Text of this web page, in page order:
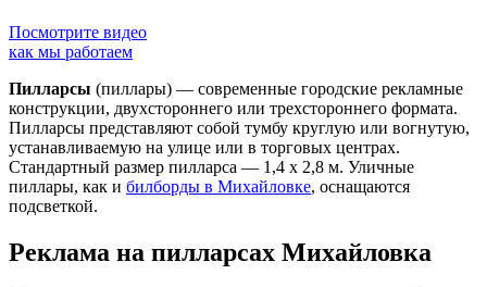
Посмотрите видео
как мы работаем
Пилларсы (пиллары) — современные городские рекламные
конструкции, двухстороннего или трехстороннего формата.
Пилларсы представляют собой тумбу круглую или вогнутую,
устанавливаемую на улице или в торговых центрах.
Стандартный размер пилларса — 1,4 х 2,8 м. Уличные
пиллары, как и билборды в Михайловке, оснащаются
подсветкой.
Реклама на пилларсах Михайловка